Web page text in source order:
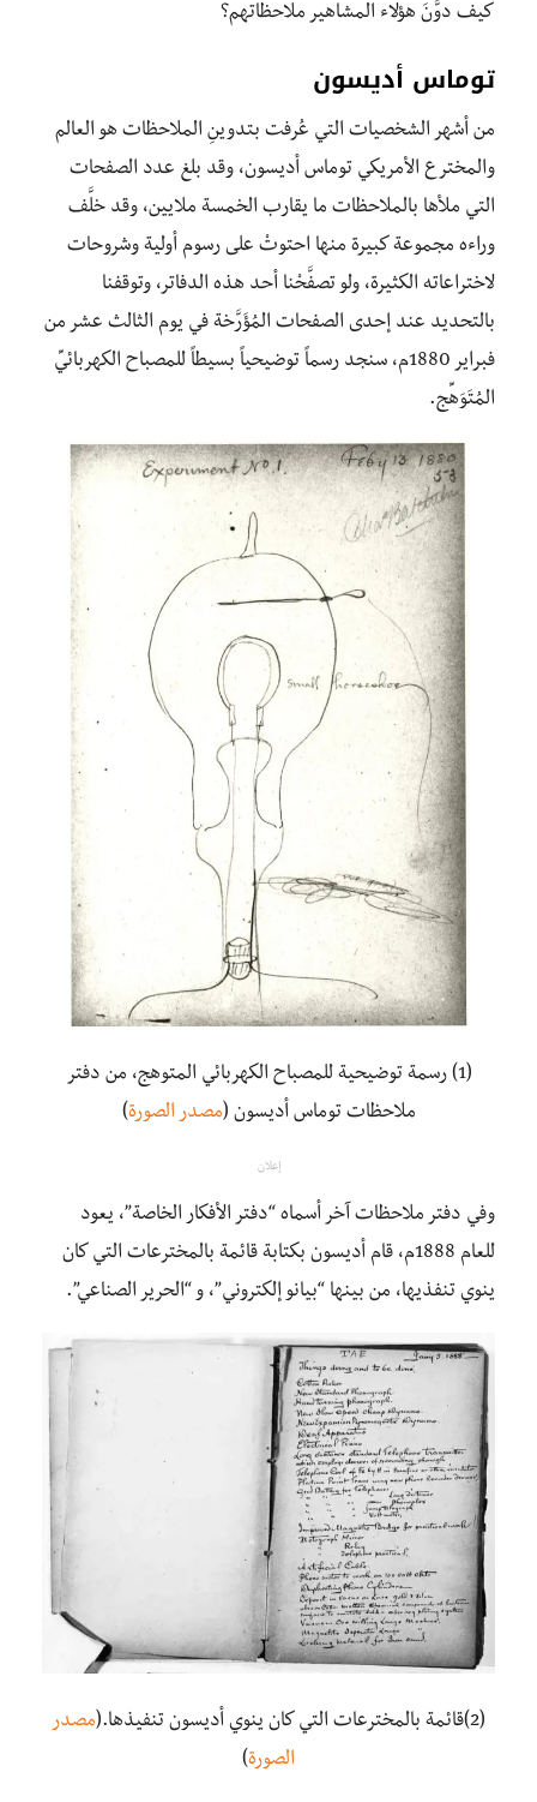
كيف دوَّنَ هؤلاء المشاهير ملاحظاتهم؟
توماس أديسون
من أشهر الشخصيات التي عُرفت بتدوينِ الملاحظات هو العالم
والمخترع الأمريكي توماس أديسون، وقد بلغ عدد الصفحات
التي ملأها بالملاحظات ما يقارب الخمسة ملايين، وقد خلَّف
وراءه مجموعة كبيرة منها احتوتْ على رسوم أولية وشروحات
لاختراعاته الكثيرة، ولو تصفَّحْنا أحد هذه الدفاتر، وتوقفنا
بالتحديد عند إحدى الصفحات المُؤَرَّخة في يوم الثالث عشر من
فبراير 1880م، سنجد رسماً توضيحياً بسيطاً للمصباح الكهربائيِّ
المُتَوَهِّج.
(1) رسمة توضيحية للمصباح الكهربائي المتوهج، من دفتر
ملاحظات توماس أديسون (مصدر الصورة)
إعلان
وفي دفتر ملاحظات آخر أسماه “دفتر الأفكار الخاصة”، يعود
للعام 1888م، قام أديسون بكتابة قائمة بالمخترعات التي كان
ينوي تنفذيها، من بينها “بيانو إلكتروني”، و “الحرير الصناعي”.
(2)قائمة بالمخترعات التي كان ينوي أديسون تنفيذها.(
مصدر
الصورة)